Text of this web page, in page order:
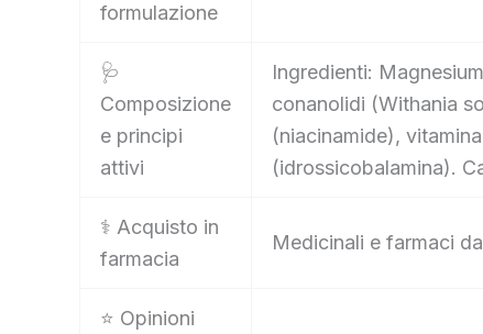
formulazione
🩺
Composizione
e principi
attivi
Ingredienti:
conanolidi (Withania
(niacinamide),
(idrossicobalamina).
⚕️ Acquisto in
farmacia
Medicinali e farmaci
⭐ Opinioni